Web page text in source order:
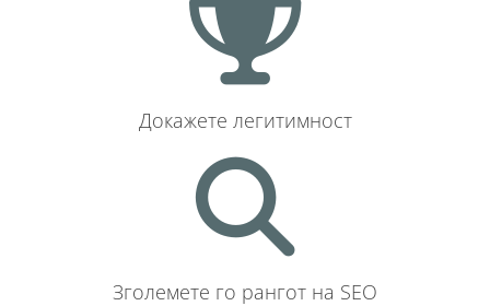
Докажете легитимност
Зголемете го рангот на SEO